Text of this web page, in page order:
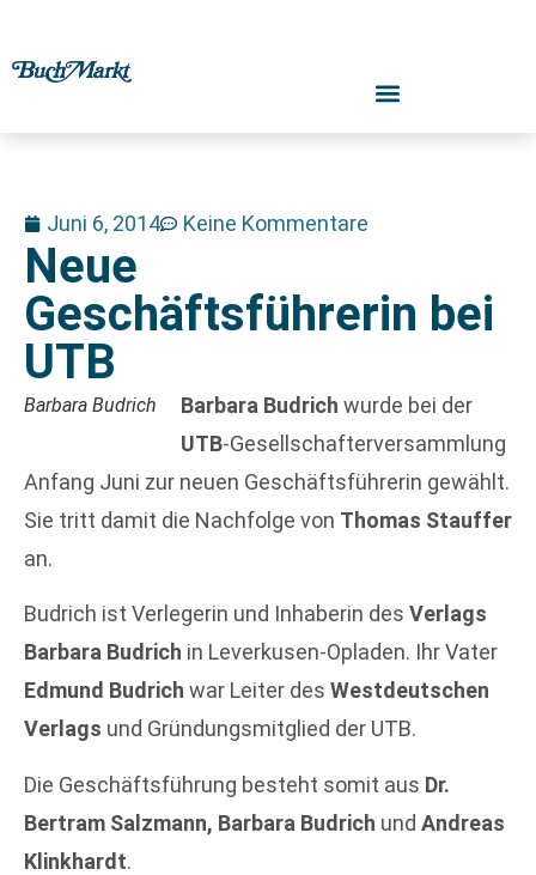
Juni 6, 2014 Keine Kommentare
Neue
Geschäftsführerin bei
UTB
Barbara Budrich Barbara Budrich wurde bei der
UTB-Gesellschafterversammlung
Anfang Juni zur neuen Geschäftsführerin gewählt.
Sie tritt damit die Nachfolge von Thomas Stauffer
an.
Budrich ist Verlegerin und Inhaberin des Verlags
Barbara Budrich in Leverkusen-Opladen. Ihr Vater
Edmund Budrich war Leiter des Westdeutschen
Verlags und Gründungsmitglied der UTB.
Die Geschäftsführung besteht somit aus Dr.
Bertram Salzmann, Barbara Budrich und Andreas
Klinkhardt.